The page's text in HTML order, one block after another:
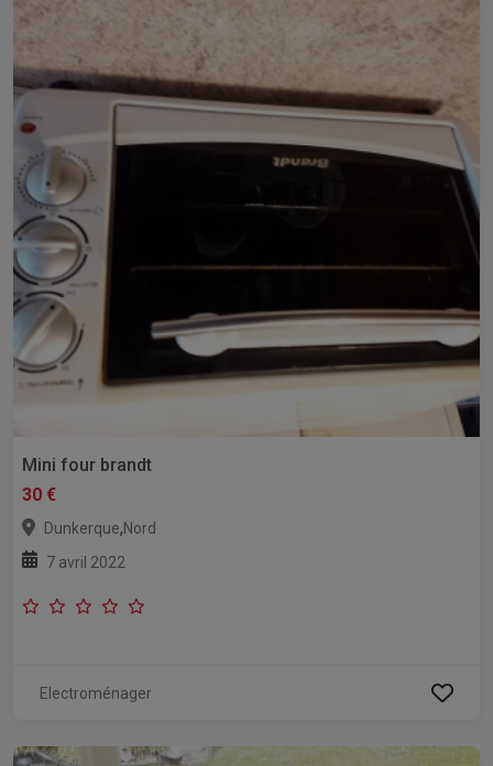
Mini four brandt
30 €
Dunkerque,Nord
7 avril 2022
Electroménager